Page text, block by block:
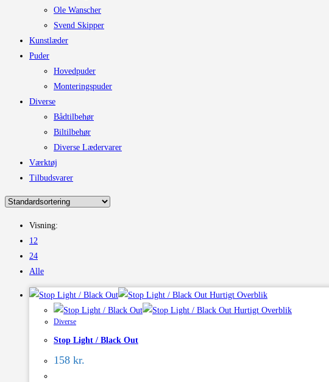
Ole Wanscher
Svend Skipper
Kunstlæder
Puder
Hovedpuder
Monteringspuder
Diverse
Bådtilbehør
Biltilbehør
Diverse Lædervarer
Værktøj
Tilbudsvarer
Visning:
12
24
Alle
Hurtigt Overblik
Hurtigt Overblik
Diverse
Stop Light / Black Out
158 kr.